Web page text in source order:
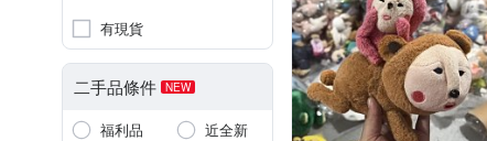
有現貨
二手品條件 NEW
福利品
近全新